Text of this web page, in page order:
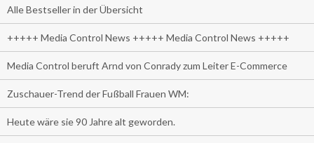
Alle Bestseller in der Übersicht
+++++ Media Control News +++++ Media Control News +++++
Media Control beruft Arnd von Conrady zum Leiter E-Commerce
Zuschauer-Trend der Fußball Frauen WM:
Heute wäre sie 90 Jahre alt geworden.